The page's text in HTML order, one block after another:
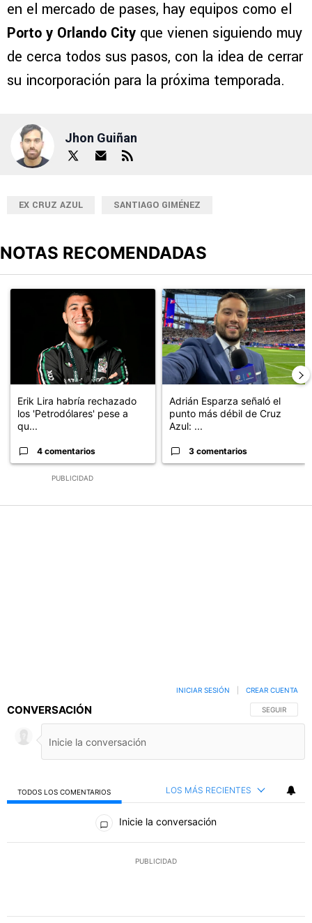
en el mercado de pases, hay equipos como el
Porto y Orlando City que vienen siguiendo muy
de cerca todos sus pasos, con la idea de cerrar
su incorporación para la próxima temporada.
Jhon Guiñan
EX CRUZ AZUL SANTIAGO GIMÉNEZ
NOTAS RECOMENDADAS
PUBLICIDAD
Un artículo de tendencia con el título "Erik Lira habría
Erik Lira habría rechazado
los 'Petrodólares' pese a
qu...
4 comentarios
Un artículo de tendencia con el
Adrián Esparza señaló el
punto más débil de Cruz
Azul: ...
3 comentarios
CONVERSACIÓN SIGA ESTA
SEGUIR
INICIAR SESIÓN CREAR CUENTA
TODOS LOS COMENTARIOS LOS MÁS RECIENTES
Todos los comentarios
Inicie la conversación
PUBLICIDAD